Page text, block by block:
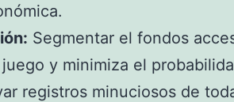
Segmentar el fondos
y minimiza el
registros minuciosos de